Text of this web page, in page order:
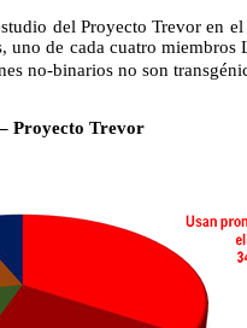
del Proyecto Trevor en
uno de cada cuatro
no-binarios no son
Proyecto Trevor